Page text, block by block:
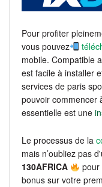
Pour profiter
vous pouvez
mobile. Compatible
est facile à installer
services de paris
pouvoir commencer
essentielle est une
Le processus de la
mais n’oubliez pas
130AFRICA
bonus sur votre